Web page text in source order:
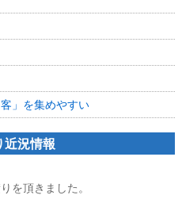
」を集めやすい
近況情報
を頂きました。